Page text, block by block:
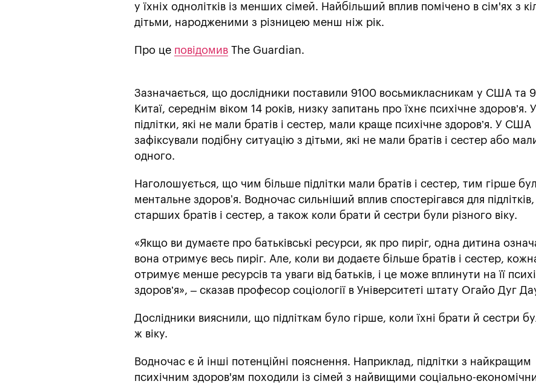
у їхніх однолітків із менших сімей. Найбільший вплив помічено в сім'ях з
дітьми, народженими з різницею менш ніж рік.
Про це повідомив The Guardian.
Зазначається, що дослідники поставили 9100 восьмикласникам у США та
Китаї, середнім віком 14 років, низку запитань про їхнє психічне здоров’я.
підлітки, які не мали братів і сестер, мали краще психічне здоров’я. У США
зафіксували подібну ситуацію з дітьми, які не мали братів і сестер або
одного.
Наголошується, що чим більше підлітки мали братів і сестер, тим гірше
ментальне здоровʼя. Водночас сильніший вплив спостерігався для
старших братів і сестер, а також коли брати й сестри були різного віку.
«Якщо ви думаєте про батьківські ресурси, як про пиріг, одна дитина
вона отримує весь пиріг. Але, коли ви додаєте більше братів і сестер,
отримує менше ресурсів та уваги від батьків, і це може вплинути на її
здоров’я», – сказав професор соціології в Університеті штату Огайо Дуг
Дослідники вияснили, що підліткам було гірше, коли їхні брати й сестри
ж віку.
Водночас є й інші потенційні пояснення. Наприклад, підлітки з найкращим
психічним здоров'ям походили із сімей з найвищими соціально-